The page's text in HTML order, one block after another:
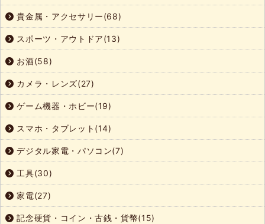
貴金属・アクセサリー(68)
スポーツ・アウトドア(13)
お酒(58)
カメラ・レンズ(27)
ゲーム機器・ホビー(19)
スマホ・タブレット(14)
デジタル家電・パソコン(7)
工具(30)
家電(27)
記念硬貨・コイン・古銭・貨幣(15)